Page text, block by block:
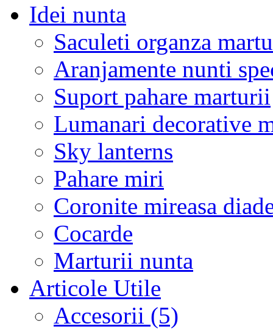
Idei nunta
Saculeti organza
Aranjamente nunti
Suport pahare marturii
Lumanari decorative
Sky lanterns
Pahare miri
Coronite mireasa
Cocarde
Marturii nunta
Articole Utile
Accesorii (5)